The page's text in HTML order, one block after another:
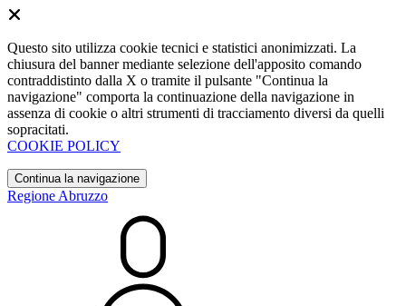
Questo sito utilizza cookie tecnici e statistici anonimizzati. La
chiusura del banner mediante selezione dell'apposito comando
contraddistinto dalla X o tramite il pulsante "Continua la
navigazione" comporta la continuazione della navigazione in
assenza di cookie o altri strumenti di tracciamento diversi da quelli
sopracitati.
COOKIE POLICY
Continua la navigazione
Regione Abruzzo